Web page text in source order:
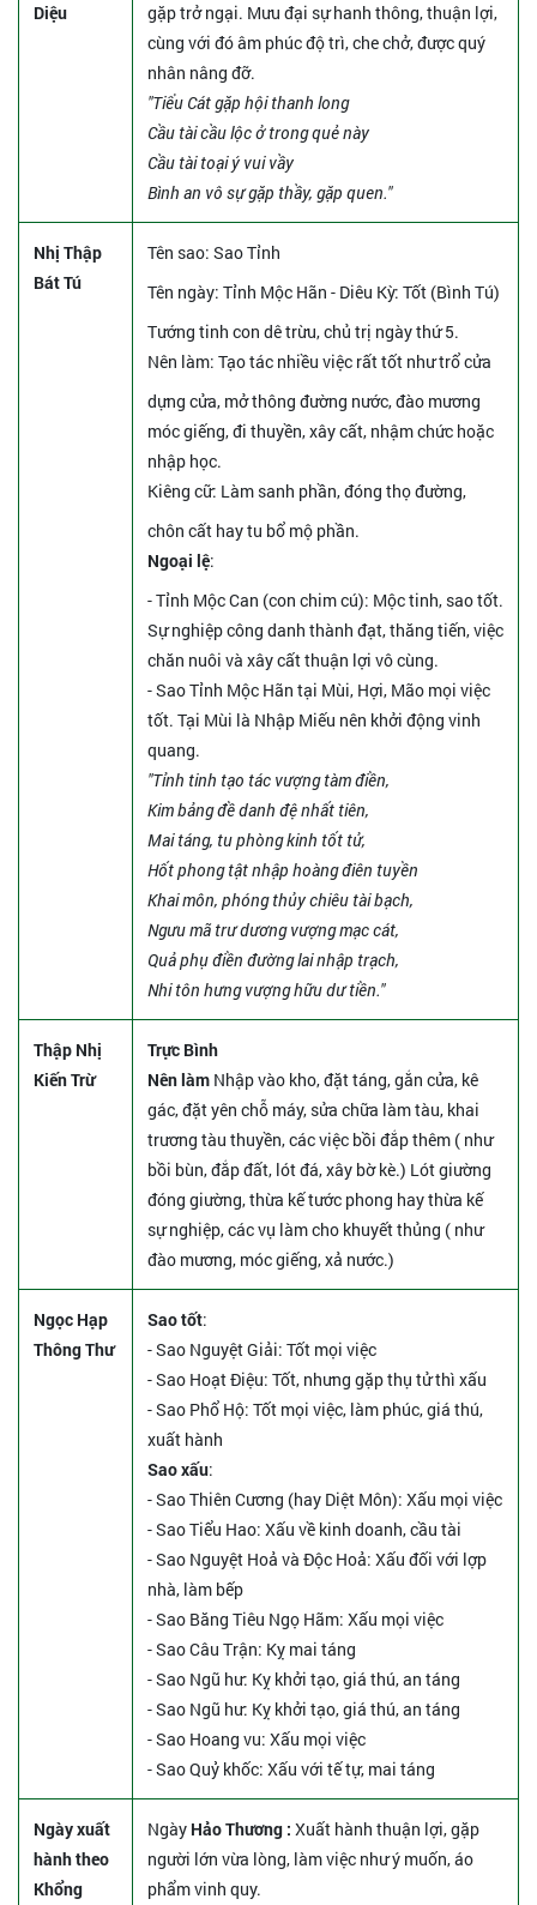
Diệu
gặp trở ngại. Mưu đại sự hanh thông, thuận lợi,
cùng với đó âm phúc độ trì, che chở, được quý
nhân nâng đỡ.
"Tiểu Cát gặp hội thanh long
Cầu tài cầu lộc ở trong quẻ này
Cầu tài toại ý vui vầy
Bình an vô sự gặp thầy, gặp quen."
Nhị Thập
Bát Tú
Tên sao: Sao Tỉnh
Tên ngày: Tỉnh Mộc Hãn - Diêu Kỳ: Tốt (Bình Tú)
Tướng tinh con dê trừu, chủ trị ngày thứ 5.
Nên làm: Tạo tác nhiều việc rất tốt như trổ cửa
dựng cửa, mở thông đường nước, đào mương
móc giếng, đi thuyền, xây cất, nhậm chức hoặc
nhập học.
Kiêng cữ: Làm sanh phần, đóng thọ đường,
chôn cất hay tu bổ mộ phần.
Ngoại lệ:
- Tỉnh Mộc Can (con chim cú): Mộc tinh, sao tốt.
Sự nghiệp công danh thành đạt, thăng tiến, việc
chăn nuôi và xây cất thuận lợi vô cùng.
- Sao Tỉnh Mộc Hãn tại Mùi, Hợi, Mão mọi việc
tốt. Tại Mùi là Nhập Miếu nên khởi động vinh
quang.
"Tỉnh tinh tạo tác vượng tàm điền,
Kim bảng đề danh đệ nhất tiên,
Mai táng, tu phòng kinh tốt tử,
Hốt phong tật nhập hoàng điên tuyền
Khai môn, phóng thủy chiêu tài bạch,
Ngưu mã trư dương vượng mạc cát,
Quả phụ điền đường lai nhập trạch,
Nhi tôn hưng vượng hữu dư tiền."
Thập Nhị
Kiến Trừ
Trực Bình
Nên làm Nhập vào kho, đặt táng, gắn cửa, kê
gác, đặt yên chỗ máy, sửa chữa làm tàu, khai
trương tàu thuyền, các việc bồi đắp thêm ( như
bồi bùn, đắp đất, lót đá, xây bờ kè.) Lót giường
đóng giường, thừa kế tước phong hay thừa kế
sự nghiệp, các vụ làm cho khuyết thủng ( như
đào mương, móc giếng, xả nước.)
Ngọc Hạp
Thông Thư
Sao tốt:
- Sao Nguyệt Giải: Tốt mọi việc
- Sao Hoạt Điệu: Tốt, nhưng gặp thụ tử thì xấu
- Sao Phổ Hộ: Tốt mọi việc, làm phúc, giá thú,
xuất hành
Sao xấu:
- Sao Thiên Cương (hay Diệt Môn): Xấu mọi việc
- Sao Tiểu Hao: Xấu về kinh doanh, cầu tài
- Sao Nguyệt Hoả và Độc Hoả: Xấu đối với lợp
nhà, làm bếp
- Sao Băng Tiêu Ngọ Hãm: Xấu mọi việc
- Sao Câu Trận: Kỵ mai táng
- Sao Ngũ hư: Kỵ khởi tạo, giá thú, an táng
- Sao Ngũ hư: Kỵ khởi tạo, giá thú, an táng
- Sao Hoang vu: Xấu mọi việc
- Sao Quỷ khốc: Xấu với tế tự, mai táng
Ngày xuất
hành theo
Khổng
Ngày Hảo Thương : Xuất hành thuận lợi, gặp
người lớn vừa lòng, làm việc như ý muốn, áo
phẩm vinh quy.